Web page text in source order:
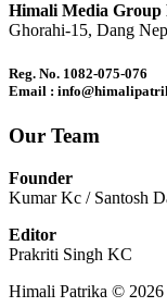
Himali Media Group
Ghorahi-15, Dang
Reg. No. 1082-075-076
Email :
Our Team
Founder
Kumar Kc / Santosh
Editor
Prakriti Singh KC
Himali Patrika © 2026